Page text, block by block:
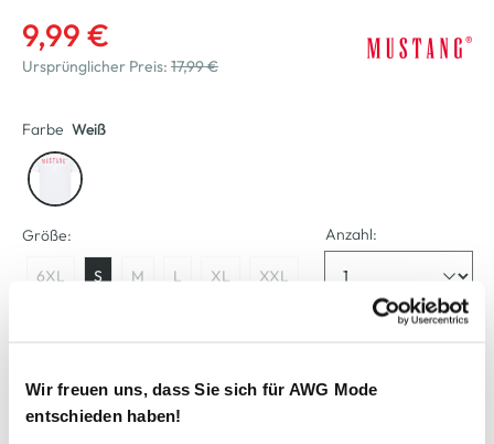
Wir freuen uns, dass Sie sich für AWG Mode
entschieden haben!
9,99 €
Ursprünglicher Preis: 17,99 €
Farbe Weiß
Größe:
6XL S M L XL XXL
Anzahl:
Verfügbar